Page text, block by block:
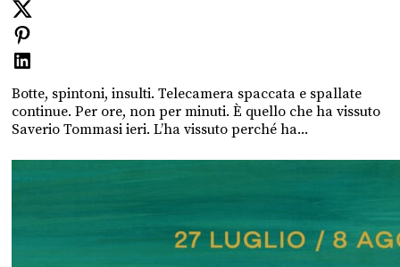
Botte, spintoni, insulti. Telecamera spaccata e spallate
continue. Per ore, non per minuti. È quello che ha vissuto
Saverio Tommasi ieri. L’ha vissuto perché ha...